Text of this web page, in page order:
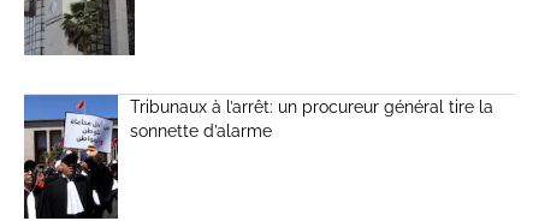
Tribunaux à l’arrêt: un procureur général tire la
sonnette d’alarme